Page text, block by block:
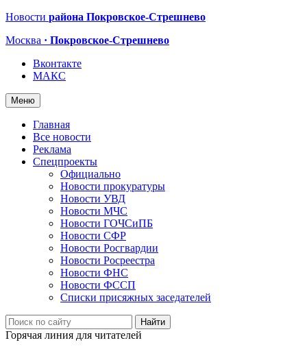
Новости района Покровское-Стрешнево
Москва · Покровское-Стрешнево
Вконтакте
МАКС
Меню
Главная
Все новости
Реклама
Спецпроекты
Официально
Новости прокуратуры
Новости УВД
Новости МЧС
Новости ГОЧСиПБ
Новости СФР
Новости Росгвардии
Новости Росреестра
Новости ФНС
Новости ФССП
Списки присяжных заседателей
Горячая линия для читателей